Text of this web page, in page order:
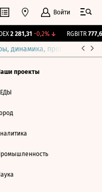
Войти
2 281,31 -0,2%↓ RGBITR
динамика, прогнозы
проекты